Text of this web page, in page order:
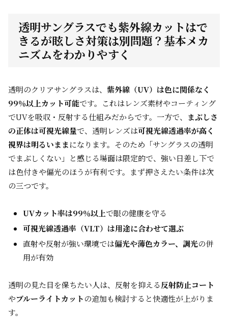
透明サングラスでも紫外線カットはで
きるが眩しさ対策は別問題？基本メカ
ニズムをわかりやすく
透明のクリアサングラスは、 紫外線（UV）は色に関係なく
99％以上カット可能です。これはレンズ素材やコーティング
でUVを吸収・反射する仕組みだからです。一方で、 まぶしさ
の正体は可視光線量で、透明レンズは可視光線透過率が高く
視界は明るいまま になります。そのため「サングラスの透明
でまぶしくない」と感じる場面は限定的で、強い日差し下で
は色付きや偏光のほうが有利です。まず押さえたい条件は次
の三つです。
UVカット率は99％以上で眼の健康を守る
可視光線透過率（VLT）は用途に合わせて選ぶ
直射や反射が強い環境では偏光や薄色カラー、調光の併
用が有効
透明の見た目を保ちたい人は、反射を抑える反射防止コート
やブルーライトカットの追加も検討すると快適性が上がりま
す。